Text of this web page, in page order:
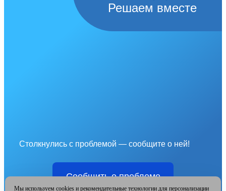
Решаем вместе
Столкнулись с проблемой — сообщите о ней!
Сообщить о проблеме
Мы используем cookies и рекомендательные технологии для персонализации